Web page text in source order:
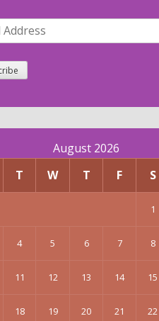
August 2026
T W T F S
1
4 5 6 7 8
11 12 13 14 15
18 19 20 21 22